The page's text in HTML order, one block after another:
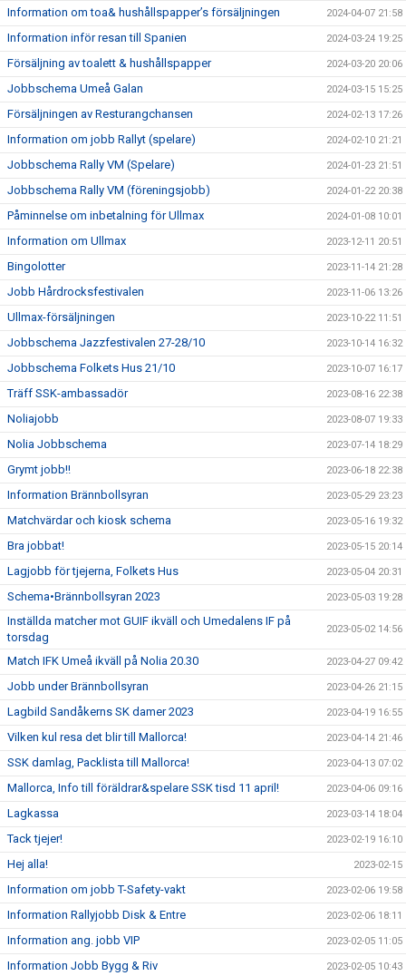
Information om toa& hushållspapper’s försäljningen 2024-04-07 21:58
Information inför resan till Spanien 2024-03-24 19:25
Försäljning av toalett & hushållspapper 2024-03-20 20:06
Jobbschema Umeå Galan 2024-03-15 15:25
Försäljningen av Resturangchansen 2024-02-13 17:26
Information om jobb Rallyt (spelare) 2024-02-10 21:21
Jobbschema Rally VM (Spelare) 2024-01-23 21:51
Jobbschema Rally VM (föreningsjobb) 2024-01-22 20:38
Påminnelse om inbetalning för Ullmax 2024-01-08 10:01
Information om Ullmax 2023-12-11 20:51
Bingolotter 2023-11-14 21:28
Jobb Hårdrocksfestivalen 2023-11-06 13:26
Ullmax-försäljningen 2023-10-22 11:51
Jobbschema Jazzfestivalen 27-28/10 2023-10-14 16:32
Jobbschema Folkets Hus 21/10 2023-10-07 16:17
Träff SSK-ambassadör 2023-08-16 22:38
Noliajobb 2023-08-07 19:33
Nolia Jobbschema 2023-07-14 18:29
Grymt jobb!! 2023-06-18 22:38
Information Brännbollsyran 2023-05-29 23:23
Matchvärdar och kiosk schema 2023-05-16 19:32
Bra jobbat! 2023-05-15 20:14
Lagjobb för tjejerna, Folkets Hus 2023-05-04 20:31
Schema•Brännbollsyran 2023 2023-05-03 19:28
Inställda matcher mot GUIF ikväll och Umedalens IF på
torsdag
2023-05-02 14:56
Match IFK Umeå ikväll på Nolia 20.30 2023-04-27 09:42
Jobb under Brännbollsyran 2023-04-26 21:15
Lagbild Sandåkerns SK damer 2023 2023-04-19 16:55
Vilken kul resa det blir till Mallorca! 2023-04-14 21:46
SSK damlag, Packlista till Mallorca! 2023-04-13 07:02
Mallorca, Info till föräldrar&spelare SSK tisd 11 april! 2023-04-06 09:16
Lagkassa 2023-03-14 18:04
Tack tjejer! 2023-02-19 16:10
Hej alla! 2023-02-15
Information om jobb T-Safety-vakt 2023-02-06 19:58
Information Rallyjobb Disk & Entre 2023-02-06 18:11
Information ang. jobb VIP 2023-02-05 11:05
Information Jobb Bygg & Riv 2023-02-05 10:43